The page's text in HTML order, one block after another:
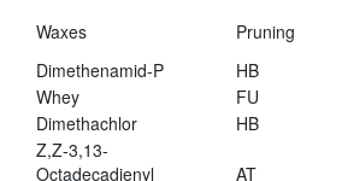
Waxes Pruning
Dimethenamid-P
HB
Whey
FU
Dimethachlor
HB
Z,Z-3,13-
Octadecadienyl
AT